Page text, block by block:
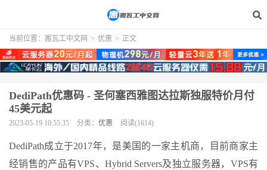
当前位置： 搬瓦工中文网 > 优惠 > 正文
DediPath优惠码 - 圣何塞西雅图达拉斯独服特价月付
45美元起
2023-05-19 10:55:35 分类： 优惠 阅读(1614)
DediPath成立于2017年，是美国的一家主机商，目前商家主
经销售的产品有VPS、Hybrid Servers及独立服务器，VPS有